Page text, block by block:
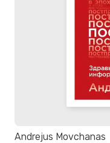
Andrejus Movchanas